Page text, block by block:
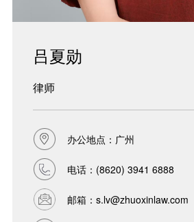
吕夏勋
律师
办公地点：广州
电话： (8620) 3941 6888
邮箱： s.lv@zhuoxinlaw.com